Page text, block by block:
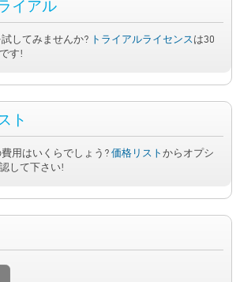
イアル
試してみませんか? トライアルライセンスは30
す!
ト
費用はいくらでしょう? 価格リスト からオプシ
して下さい!